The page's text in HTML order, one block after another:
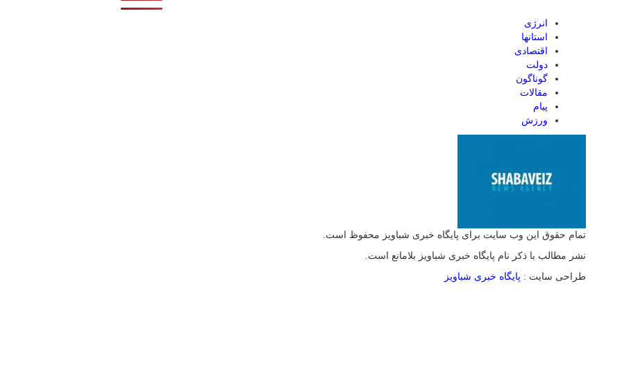
انرژی
استانها
اقتصادی
دولت
گوناگون
مقالات
پیام
ورزش
تمام حقوق این وب سایت برای پایگاه خبری شباویز محفوظ است.
نشر مطالب با ذکر نام پایگاه خبری شباویز بلامانع است.
طراحی سایت : پایگاه خبری شباویز